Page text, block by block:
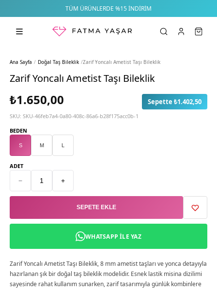
TÜM ÜRÜNLERDE %15 İNDIRIM
Ana Sayfa / Doğal Taş Bileklik /Zarif Yoncalı Ametist Taşı Bileklik
Zarif Yoncalı Ametist Taşı Bileklik
₺1.650,00 Sepette ₺1.402,50
SKU: SKU-46feb7a4-0a80-408c-86a6-b28f175acc0b-1
BEDEN
S M L
ADET
− +
SEPETE EKLE
WHATSAPP ILE YAZ
Zarif Yoncalı Ametist Taşı Bileklik, 8 mm ametist taşları ve yonca detayıyla
hazırlanan şık bir doğal taş bileklik modelidir. Esnek lastik misina dizilimi
sayesinde rahat kullanım sunarken, zarif tasarımıyla günlük kombinlere